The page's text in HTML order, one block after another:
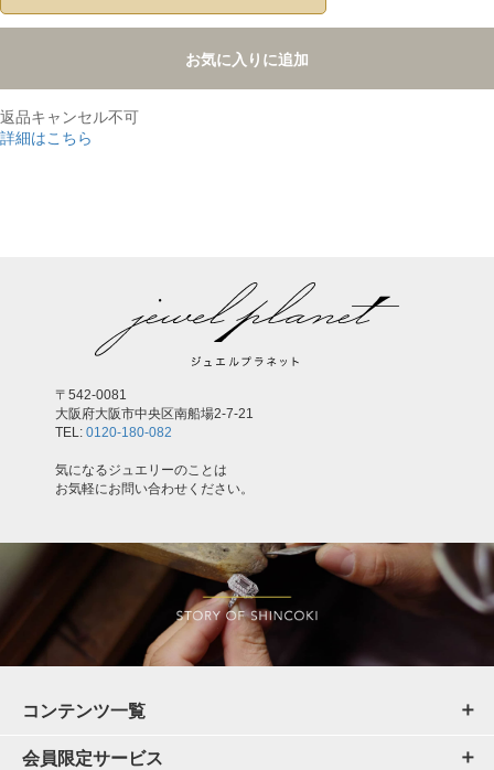
お気に入りに追加
返品キャンセル不可
詳細はこちら
〒542-0081
大阪府大阪市中央区南船場2-7-21
TEL: 0120-180-082
気になるジュエリーのことは
お気軽にお問い合わせください。
コンテンツ一覧
会員限定サービス